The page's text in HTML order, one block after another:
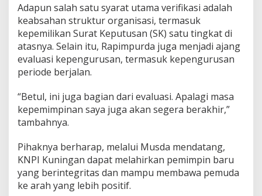
Adapun salah satu syarat utama verifikasi adalah
keabsahan struktur organisasi, termasuk
kepemilikan Surat Keputusan (SK) satu tingkat di
atasnya. Selain itu, Rapimpurda juga menjadi ajang
evaluasi kepengurusan, termasuk kepengurusan
periode berjalan.
“Betul, ini juga bagian dari evaluasi. Apalagi masa
kepemimpinan saya juga akan segera berakhir,”
tambahnya.
Pihaknya berharap, melalui Musda mendatang,
KNPI Kuningan dapat melahirkan pemimpin baru
yang berintegritas dan mampu membawa pemuda
ke arah yang lebih positif.